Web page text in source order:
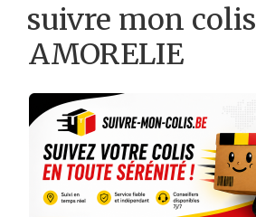
suivre mon colis
AMORELIE